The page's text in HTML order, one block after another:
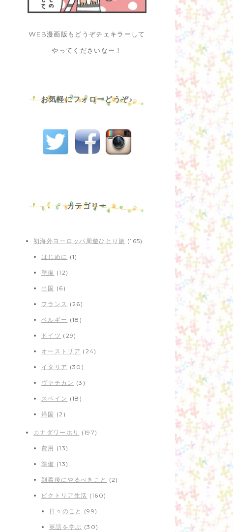
WEB漫画版もどうぞチェキラーして
やってくださいなー！
お気軽にフォローどうぞ♪
カテゴリー
初海外ヨーロッパ周遊ひとり旅 (165)
はじめに (1)
準備 (12)
出国 (6)
フランス (26)
ベルギー (18)
ドイツ (29)
オーストリア (24)
イタリア (30)
ヴァチカン (3)
スペイン (18)
帰国 (2)
カナダワーホリ (197)
費用 (13)
準備 (13)
到着後にやるべきこと (2)
ビクトリア生活 (160)
日々のこと (99)
英語を学ぶ (30)